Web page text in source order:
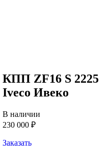
КПП ZF16 S 2225
Iveco Ивеко
В наличии
230 000 ₽
Заказать